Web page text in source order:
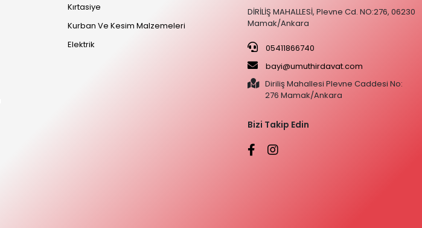
Kırtasiye
Kurban Ve Kesim Malzemeleri
Elektrik
DİRİLİŞ MAHALLESİ, Plevne Cd. NO:276, 06230
Mamak/Ankara
05411866740
bayi@umuthirdavat.com
Diriliş Mahallesi Plevne Caddesi No:
276 Mamak/Ankara
Bizi Takip Edin